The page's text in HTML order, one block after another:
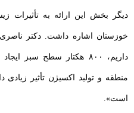
دیگر بخش این ارائه به
خوزستان اشاره داشت. دکتر
داریم، ۸۰۰ هکتار سطح
منطقه و تولید اکسیژن تأثیر زیادی
است».